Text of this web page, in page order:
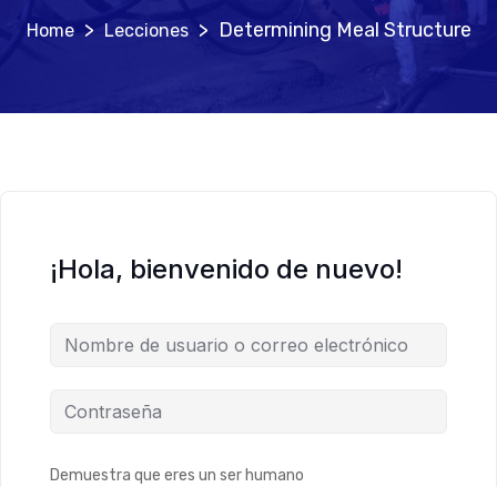
> Lecciones > Determining Meal Structure
¡Hola, bienvenido de nuevo!
Demuestra que eres un ser humano